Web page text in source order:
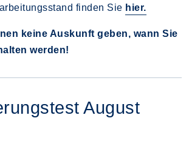
finden Sie hier.
keine Auskunft geben, wann Sie
werden!
August